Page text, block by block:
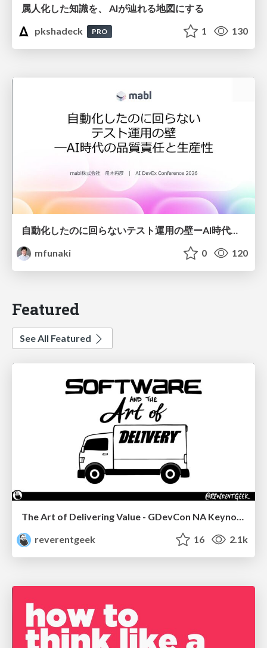
属人化した知識を、 AIが辿れる地図にする
pkshadeck
PRO 1 130
自動化したのに回らないテスト運用の壁ーAI時代の品質責任と生産性
mfunaki
0 120
Featured
See All Featured
reverentgeek
16 2.1k